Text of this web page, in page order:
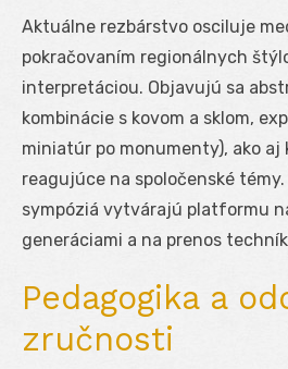
Aktuálne rezbárstvo osciluje
pokračovaním regionálnych
interpretáciou. Objavujú sa
kombinácie s kovom a sklom,
miniatúr po monumenty), ako aj
reagujúce na spoločenské
sympóziá vytvárajú platformu
generáciami a na prenos
Pedagogika a
zručnosti